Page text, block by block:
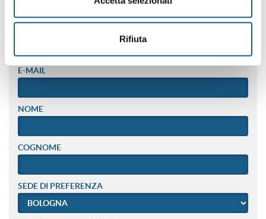
Rifiuta
E-MAIL
NOME
COGNOME
SEDE DI PREFERENZA